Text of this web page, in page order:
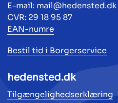
E-mail: mail@hedensted.dk
CVR: 29 18 95 87
EAN-numre
Bestil tid i Borgerservice
hedensted.dk
Tilgængelighedserklæring